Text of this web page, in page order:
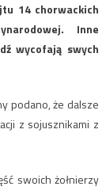
14 chorwackich
Inne
wycofają swych
podano, że dalsze
z sojusznikami z
swoich żołnierzy